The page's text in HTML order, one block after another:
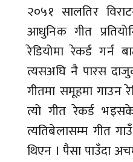
२०५१ सालतिर
आधुनिक गीत
रेडियोमा रेकर्ड गर्न
त्यसअघि नै पारस
गीतमा समूहमा गाउन
त्यो गीत रेकर्ड
त्यतिबेलासम्म गीत
थिएन । पैसा पाउँदा